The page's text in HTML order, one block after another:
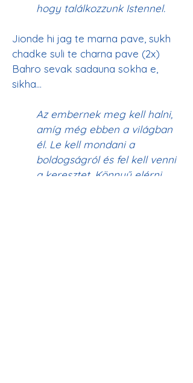
hogy találkozzunk Istennel.
Jionde hi jag te marna pave, sukh
chadke suli te charna pave (2x)
Bahro sevak sadauna sokha e,
Az embernek meg kell halni,
amíg még ebben a világban
él. Le kell mondani a
boldogságról és fel kell venni
a keresztet. Könnyű elérni,